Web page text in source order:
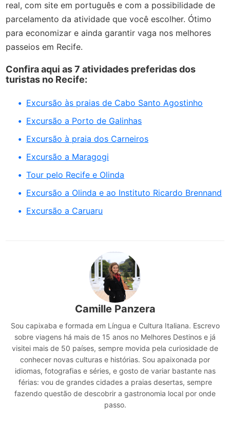
real, com site em português e com a possibilidade de
parcelamento da atividade que você escolher. Ótimo
para economizar e ainda garantir vaga nos melhores
passeios em Recife.
Confira aqui as 7 atividades preferidas dos
turistas no Recife:
Excursão às praias de Cabo Santo Agostinho
Excursão a Porto de Galinhas
Excursão à praia dos Carneiros
Excursão a Maragogi
Tour pelo Recife e Olinda
Excursão a Olinda e ao Instituto Ricardo Brennand
Excursão a Caruaru
Camille Panzera
Sou capixaba e formada em Língua e Cultura Italiana. Escrevo
sobre viagens há mais de 15 anos no Melhores Destinos e já
visitei mais de 50 países, sempre movida pela curiosidade de
conhecer novas culturas e histórias. Sou apaixonada por
idiomas, fotografias e séries, e gosto de variar bastante nas
férias: vou de grandes cidades a praias desertas, sempre
fazendo questão de descobrir a gastronomia local por onde
passo.